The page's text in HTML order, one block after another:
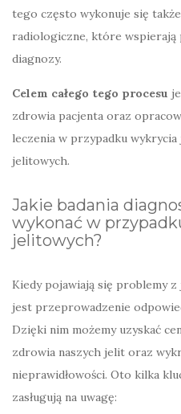
tego często wykonuje się
radiologiczne, które wspierają
diagnozy.
Celem całego tego procesu
zdrowia pacjenta oraz
leczenia w przypadku
jelitowych.
Jakie badania
wykonać w
jelitowych?
Kiedy pojawiają się problemy
jest przeprowadzenie
Dzięki nim możemy uzyskać
zdrowia naszych jelit oraz
nieprawidłowości. Oto kilka
zasługują na uwagę: